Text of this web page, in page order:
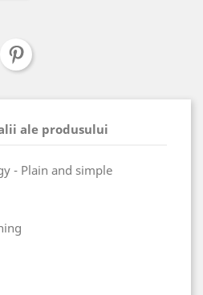
ale produsului
- Plain and simple